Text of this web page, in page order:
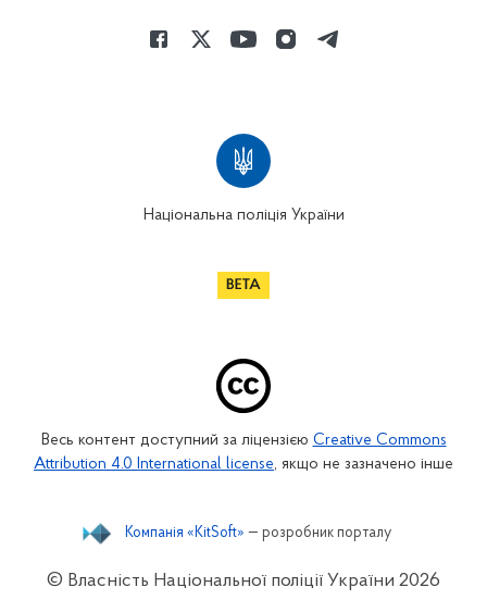
Національна поліція України
Весь контент доступний за ліцензією Creative Commons
Attribution 4.0 International license, якщо не зазначено інше
© Власність Національної поліції України 2026
Компанія «KitSoft» — розробник порталу